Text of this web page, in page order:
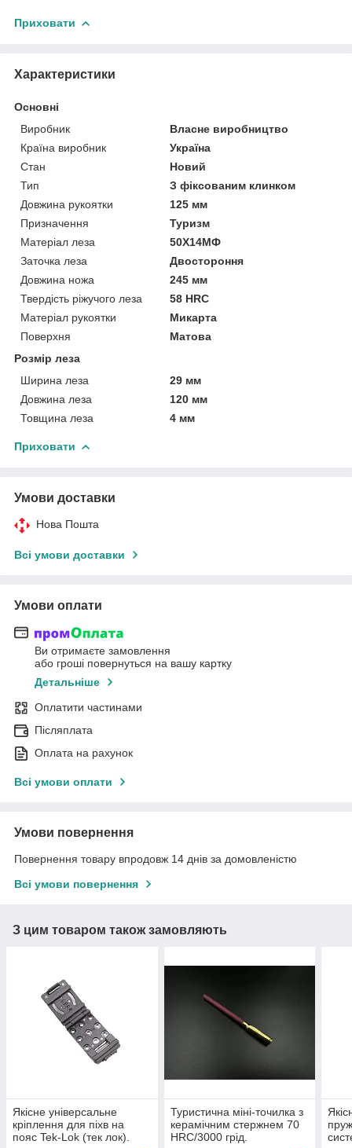
Приховати
Характеристики
Основні
Виробник
Власне виробництво
Країна виробник
Україна
Стан
Новий
Тип
З фіксованим клинком
Довжина рукоятки
125 мм
Призначення
Туризм
Матеріал леза
50Х14МФ
Заточка леза
Двостороння
Довжина ножа
245 мм
Твердість ріжучого леза
58 HRC
Матеріал рукоятки
Микарта
Поверхня
Матова
Розмір леза
Ширина леза
29 мм
Довжина леза
120 мм
Товщина леза
4 мм
Приховати
Умови доставки
Нова Пошта
Всі умови доставки
Умови оплати
Ви отримаєте замовлення
або гроші повернуться на вашу картку
Детальніше
Оплатити частинами
Післяплата
Оплата на рахунок
Всі умови оплати
Умови повернення
Повернення товару впродовж 14 днів за домовленістю
Всі умови повернення
З цим товаром також замовляють
Якісне універсальне
кріплення для піхв на
пояс Tek-Lok (тек лок).
Туристична міні-точилка з
керамічним стержнем 70
HRC/3000 грід.